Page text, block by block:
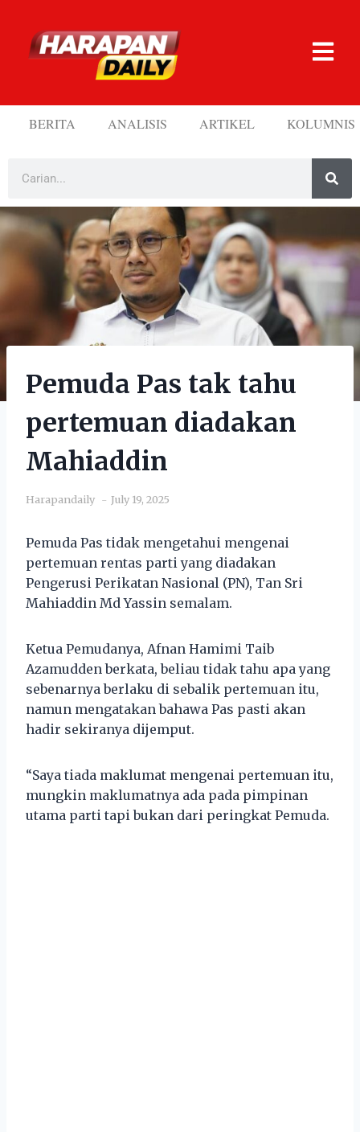
BERITA ANALISIS ARTIKEL KOLUMNIS
Pemuda Pas tak tahu
pertemuan diadakan
Mahiaddin
Harapandaily July 19, 2025
Pemuda Pas tidak mengetahui mengenai
pertemuan rentas parti yang diadakan
Pengerusi Perikatan Nasional (PN), Tan Sri
Mahiaddin Md Yassin semalam.
Ketua Pemudanya, Afnan Hamimi Taib
Azamudden berkata, beliau tidak tahu apa yang
sebenarnya berlaku di sebalik pertemuan itu,
namun mengatakan bahawa Pas pasti akan
hadir sekiranya dijemput.
“Saya tiada maklumat mengenai pertemuan itu,
mungkin maklumatnya ada pada pimpinan
utama parti tapi bukan dari peringkat Pemuda.